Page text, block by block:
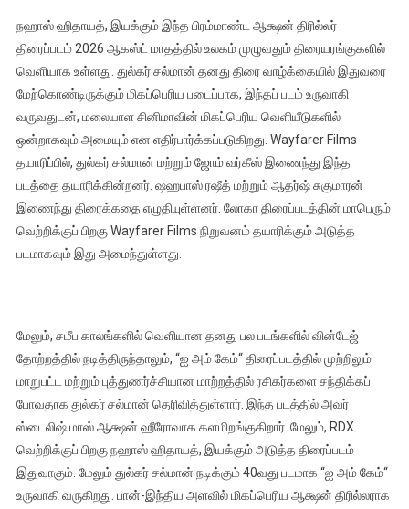
நஹாஸ் ஹிதாயத், இயக்கும் இந்த பிரம்மாண்ட ஆக்ஷன் திரில்லர்
திரைப்படம் 2026 ஆகஸ்ட் மாதத்தில் உலகம் முழுவதும் திரையரங்குகளில்
வெளியாக உள்ளது. துல்கர் சல்மான் தனது திரை வாழ்க்கையில் இதுவரை
மேற்கொண்டிருக்கும் மிகப்பெரிய படைப்பாக, இந்தப் படம் உருவாகி
வருவதுடன், மலையாள சினிமாவின் மிகப்பெரிய வெளியீடுகளில்
ஒன்றாகவும் அமையும் என எதிர்பார்க்கப்படுகிறது. Wayfarer Films
தயாரிப்பில், துல்கர் சல்மான் மற்றும் ஜோம் வர்கீஸ் இணைந்து இந்த
படத்தை தயாரிக்கின்றனர். ஷஹபாஸ் ரஷீத் மற்றும் ஆதர்ஷ் சுகுமாரன்
இணைந்து திரைக்கதை எழுதியுள்ளனர். லோகா திரைப்படத்தின் மாபெரும்
வெற்றிக்குப் பிறகு Wayfarer Films நிறுவனம் தயாரிக்கும் அடுத்த
படமாகவும் இது அமைந்துள்ளது.
மேலும், சமீப காலங்களில் வெளியான தனது பல படங்களில் வின்டேஜ்
தோற்றத்தில் நடித்திருந்தாலும், “ஐ அம் கேம்“ திரைப்படத்தில் முற்றிலும்
மாறுபட்ட மற்றும் புத்துணர்ச்சியான மாற்றத்தில் ரசிகர்களை சந்திக்கப்
போவதாக துல்கர் சல்மான் தெரிவித்துள்ளார். இந்த படத்தில் அவர்
ஸ்டைலிஷ் மாஸ் ஆக்ஷன் ஹீரோவாக களமிறங்குகிறார். மேலும், RDX
வெற்றிக்குப் பிறகு நஹாஸ் ஹிதாயத், இயக்கும் அடுத்த திரைப்படம்
இதுவாகும். மேலும் துல்கர் சல்மான் நடிக்கும் 40வது படமாக “ஐ அம் கேம்“
உருவாகி வருகிறது. பான்-இந்திய அளவில் மிகப்பெரிய ஆக்ஷன் திரில்லராக